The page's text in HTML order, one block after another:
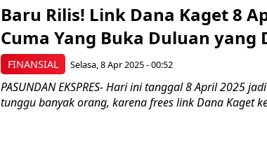
FINANSIAL
Baru Rilis! Link Dana Kaget 8
Cuma Yang Buka Duluan yang
Selasa, 8 Apr 2025 - 00:52
PASUNDAN EKSPRES- Hari ini tanggal 8 April 2025
tunggu banyak orang, karena frees link Dana Kaget